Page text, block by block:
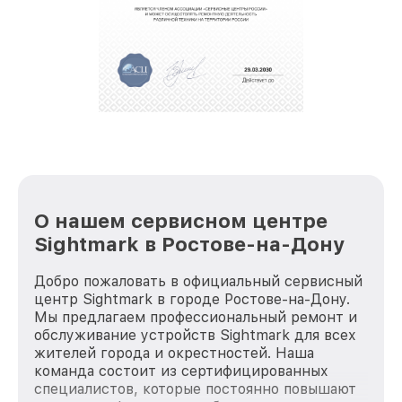
обеспечат доставку устройств в сервис в
полной сохранности и бесплатно.
положительные отзывы и обрели отличную
репутацию. Мы постоянно совершенствуемся и
О нашем сервисном центре
Sightmark в Ростове-на-Дону
Добро пожаловать в официальный сервисный
центр Sightmark в городе Ростове-на-Дону.
Мы предлагаем профессиональный ремонт и
обслуживание устройств Sightmark для всех
жителей города и окрестностей. Наша
команда состоит из сертифицированных
специалистов, которые постоянно повышают